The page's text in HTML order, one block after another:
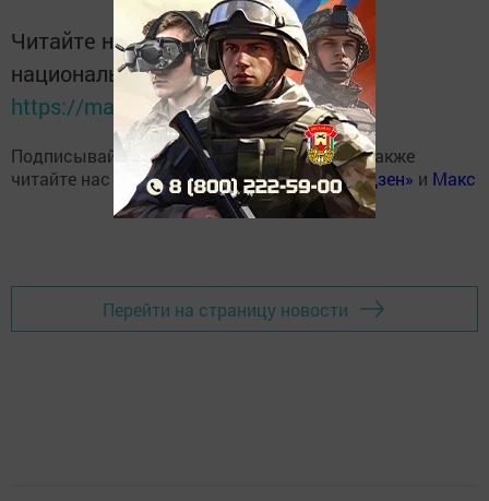
Читайте новости Татарстана в
национальном мессенджере MАХ:
https://max.ru/tatmedia
Подписывайтесь на наш Telegram-канал, а также
читайте нас
Вконтакте,Одноклассниках,«Дзен» и Макс
Перейти на страницу новости